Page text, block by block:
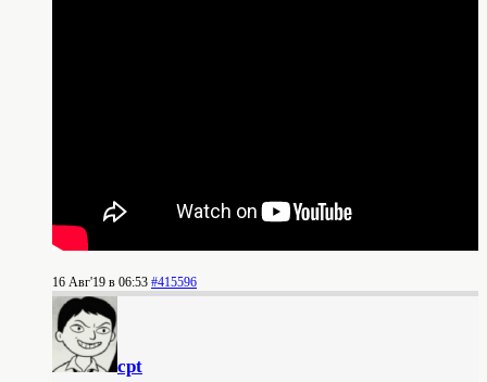
16 Авг'19 в 06:53 #415596
cpt